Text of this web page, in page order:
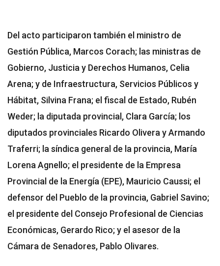
Del acto participaron también el ministro de
Gestión Pública, Marcos Corach; las ministras de
Gobierno, Justicia y Derechos Humanos, Celia
Arena; y de Infraestructura, Servicios Públicos y
Hábitat, Silvina Frana; el fiscal de Estado, Rubén
Weder; la diputada provincial, Clara García; los
diputados provinciales Ricardo Olivera y Armando
Traferri; la síndica general de la provincia, María
Lorena Agnello; el presidente de la Empresa
Provincial de la Energía (EPE), Mauricio Caussi; el
defensor del Pueblo de la provincia, Gabriel Savino;
el presidente del Consejo Profesional de Ciencias
Económicas, Gerardo Rico; y el asesor de la
Cámara de Senadores, Pablo Olivares.